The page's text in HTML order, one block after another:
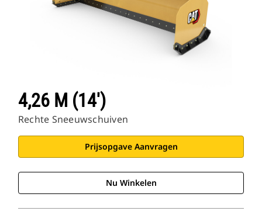
4,26 M (14')
Rechte Sneeuwschuiven
Prijsopgave Aanvragen
Nu Winkelen